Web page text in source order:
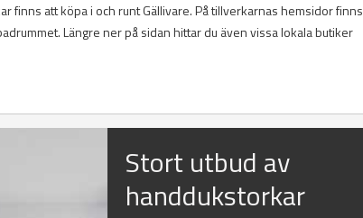
att köpa i och runt Gällivare. På tillverkarnas hemsidor finns
Längre ner på sidan hittar du även vissa lokala butiker
Stort utbud av
handdukstorkar